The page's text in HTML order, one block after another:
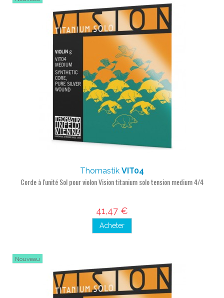
Thomastik VIT04
Corde à l'unité Sol pour violon Vision titanium solo tension medium 4/4
41,47 €
Acheter
Nouveau